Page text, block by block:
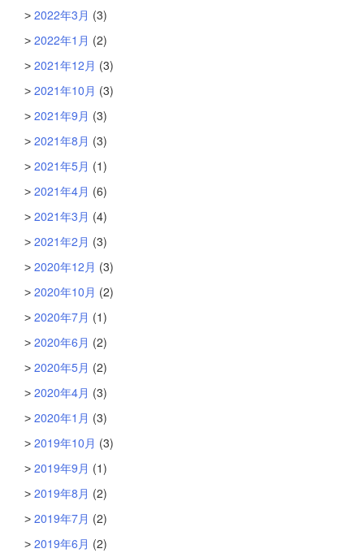
2022年3月 (3)
2022年1月 (2)
2021年12月 (3)
2021年10月 (3)
2021年9月 (3)
2021年8月 (3)
2021年5月 (1)
2021年4月 (6)
2021年3月 (4)
2021年2月 (3)
2020年12月 (3)
2020年10月 (2)
2020年7月 (1)
2020年6月 (2)
2020年5月 (2)
2020年4月 (3)
2020年1月 (3)
2019年10月 (3)
2019年9月 (1)
2019年8月 (2)
2019年7月 (2)
2019年6月 (2)